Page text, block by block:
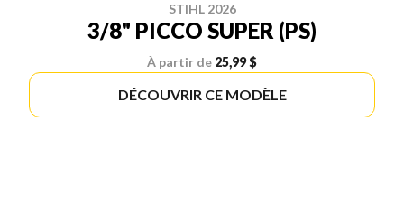
STIHL 2026
3/8" PICCO SUPER (PS)
À partir de 25,99 $
DÉCOUVRIR CE MODÈLE